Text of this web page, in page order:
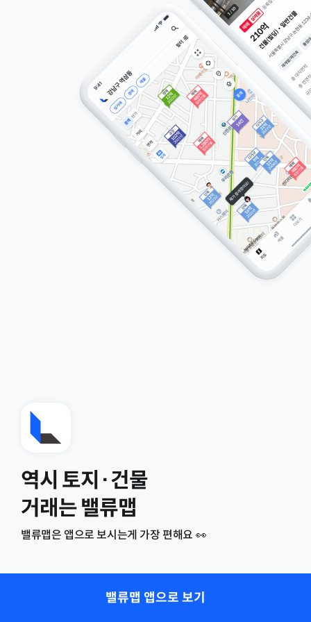
역시 토지·건물
거래는 밸류맵
밸류맵은 앱으로 보시는게 가장 편해요 👀
밸류맵 앱으로 보기